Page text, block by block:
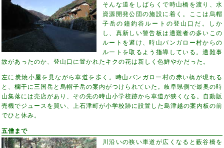
そんな道をしばらくで時山橋を渡り、水
資源開発公団の施設に着く。ここは烏帽
子岳の鐘釣谷ルートの登山口だ。しか
し、真新しい警告板は遭難者の多いこの
ルートを避け、時山バンガロー村からの
ルートを取るよう指導している。遭難事
故があったのか、登山口に置かれたキクの花は新しく色鮮やかだった。
左に炭焼小屋を見ながら車道を歩く。時山バンガロー村の赤い橋が現れる
と、欄干に三国岳と烏帽子岳の案内がつけられていた。岐阜県側で最奥の時
山集落には売店があり、その先の時山小学校跡から車道が狭くなる。自動販
売機でジュースを買い、上石津町が小学校跡に設置した島津越の案内板の前
でひと休み。
五僧まで
川沿いの狭い車道が広くなると藪谷橋を